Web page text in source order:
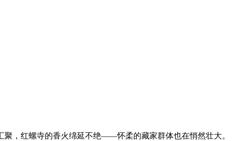
，红螺寺的香火绵延不绝——怀柔的藏家群体也在悄然壮大。